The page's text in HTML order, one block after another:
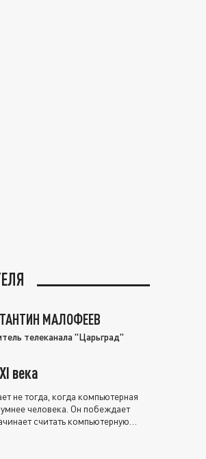
МАЛОФЕЕВ
телеканала "Царьград"
века
не тогда, когда компьютерная
человека. Он побеждает
считать компьютерную